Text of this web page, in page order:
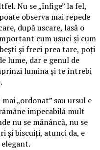
Nu se „înfige” la fel,
observa mai repede
după uscare, lasă o
cum usuci și cum
și freci prea tare, poți
lume, dar e genul de
lumina și te întrebi
„ordonat” sau ursul e
impecabilă mult
nu se mănâncă, nu se
și biscuiți, atunci da, e